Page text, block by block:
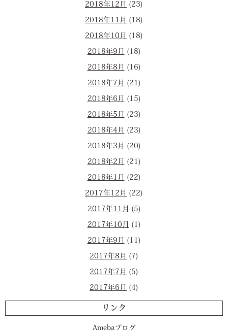
2018年12月 (23)
2018年11月 (18)
2018年10月 (18)
2018年9月 (18)
2018年8月 (16)
2018年7月 (21)
2018年6月 (15)
2018年5月 (23)
2018年4月 (23)
2018年3月 (20)
2018年2月 (21)
2018年1月 (22)
2017年12月 (22)
2017年11月 (5)
2017年10月 (1)
2017年9月 (11)
2017年8月 (7)
2017年7月 (5)
2017年6月 (4)
リンク
Amebaブログ